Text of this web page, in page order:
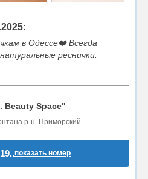
в Одессе❤️ Всегда
реснички.
Beauty Space"
р-н. Приморский
показать номер